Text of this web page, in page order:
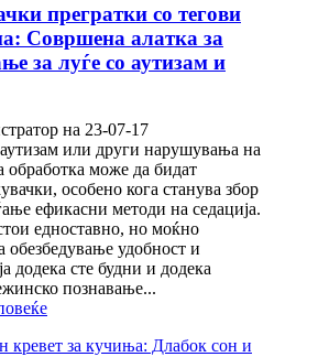
прегратки со тегови
Совршена алатка за
за луѓе со аутизам и
на 23-07-17
или други нарушувања на
обработка може да бидат
особено кога станува збор
ефикасни методи на седација.
едноставно, но моќно
обезбедување удобност и
додека сте будни и додека
познавање...